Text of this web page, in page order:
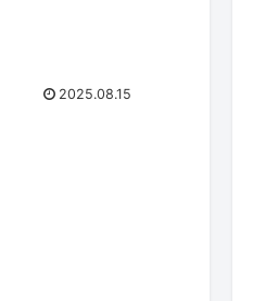
2025.08.15